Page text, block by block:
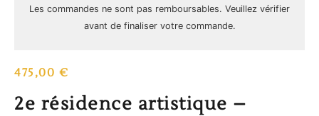
Les commandes ne sont pas remboursables. Veuillez vérifier
avant de finaliser votre commande.
475,00 €
2e résidence artistique –